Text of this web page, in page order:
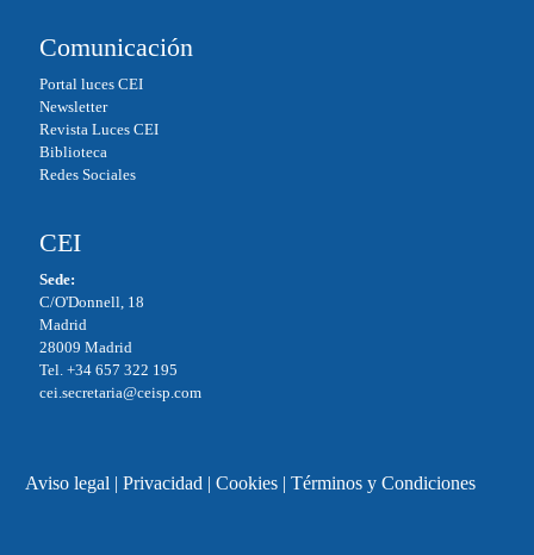
Comunicación
Portal luces CEI
Newsletter
Revista Luces CEI
Biblioteca
Redes Sociales
CEI
Sede:
C/O'Donnell, 18
Madrid
28009 Madrid
Tel. +34 657 322 195
cei.secretaria@ceisp.com
Aviso legal | Privacidad | Cookies| Términos y Condiciones